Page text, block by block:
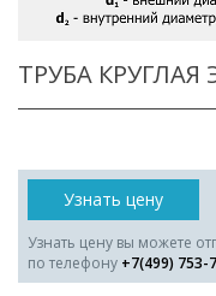
ТРУБА КРУГЛАЯ
Узнать цену
Узнать цену вы можете
по телефону +7(499) 753-